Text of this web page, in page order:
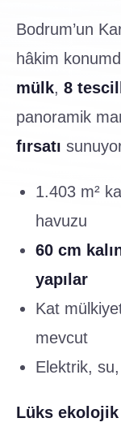
Bodrum’un
hâkim
mülk, 8
panoramik
fırsatı
1.403 m²
havuzu
60 cm
yapılar
Kat
mevcut
Elektrik,
Lüks